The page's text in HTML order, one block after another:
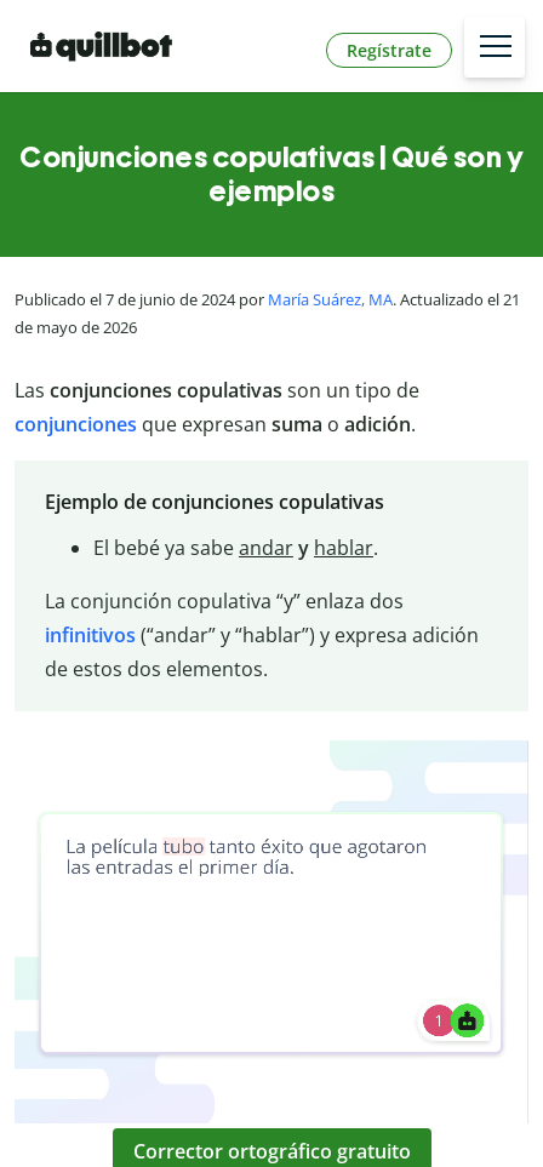
Regístrate
Conjunciones copulativas | Qué son y
ejemplos
Publicado el 7 de junio de 2024 por María Suárez, MA. Actualizado el 21
de mayo de 2026
Las conjunciones copulativas son un tipo de
conjunciones que expresan suma o adición.
Ejemplo de conjunciones copulativas
El bebé ya sabeandary hablar.
La conjunción copulativa “y” enlaza dos
infinitivos (“andar” y “hablar”) y expresa adición
de estos dos elementos.
Corrector ortográfico gratuito